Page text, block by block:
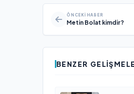
ÖNCEKI HABER
Metin Bolat kimdir?
BENZER